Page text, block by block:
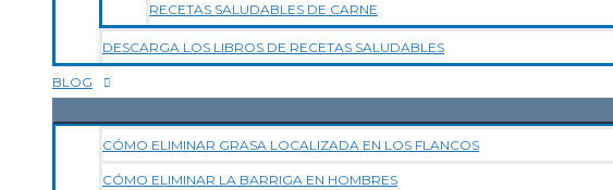
RECETAS SALUDABLES DE CARNE
DESCARGA LOS LIBROS DE RECETAS SALUDABLES
BLOG
CÓMO ELIMINAR GRASA LOCALIZADA EN LOS FLANCOS
CÓMO ELIMINAR LA BARRIGA EN HOMBRES